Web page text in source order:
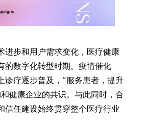
进步和用户需求变化，医疗健康
的数字化转型时期。疫情催化
诊疗逐步普及，“服务患者，提升
健康企业的共识。与此同时，合
信任建设始终贯穿整个医疗行业